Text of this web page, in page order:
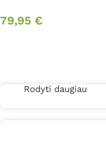
79,95 €
Rodyti daugiau